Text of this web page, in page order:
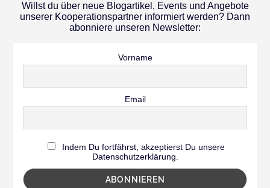
Willst du über neue Blogartikel, Events und Angebote
unserer Kooperationspartner informiert werden? Dann
abonniere unseren Newsletter:
Vorname
Email
Indem Du fortfährst, akzeptierst Du unsere
Datenschutzerklärung.